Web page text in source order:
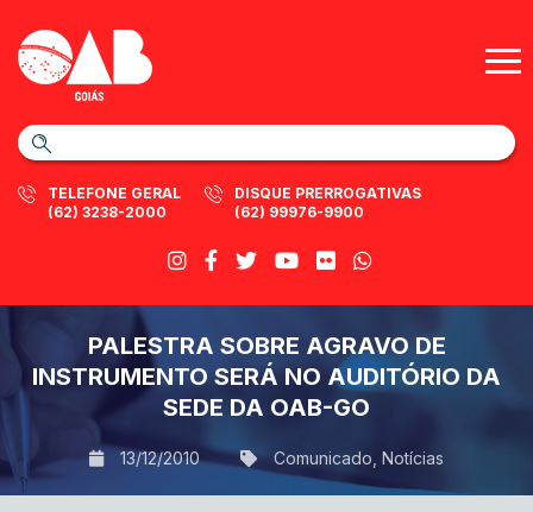
TELEFONE GERAL
(62) 3238-2000
DISQUE PRERROGATIVAS
(62) 99976-9900
PALESTRA SOBRE AGRAVO DE
INSTRUMENTO SERÁ NO AUDITÓRIO DA
SEDE DA OAB-GO
13/12/2010 Comunicado Notícias